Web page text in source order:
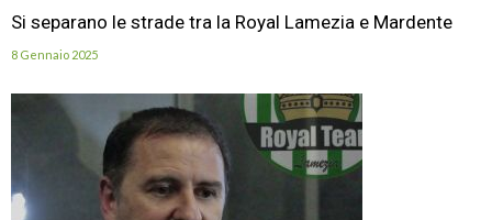
Si separano le strade tra la Royal Lamezia e Mardente
8 Gennaio 2025